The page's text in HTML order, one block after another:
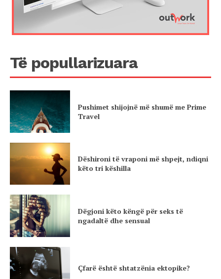
Të popullarizuara
Pushimet shijojnë më shumë me Prime
Travel
Dëshironi të vraponi më shpejt, ndiqni
këto tri këshilla
Dëgjoni këto këngë për seks të
ngadaltë dhe sensual
Çfarë është shtatzënia ektopike?